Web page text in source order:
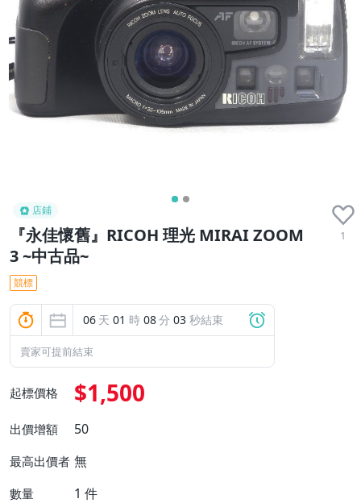
店鋪
『永佳懷舊』RICOH 理光 MIRAI ZOOM
3 ~中古品~
1
競標
06 天 01 時 08分 02 秒結束
賣家可提前結束
起標價格 $1,500
出價增額 50
最高出價者 無
數量 1 件